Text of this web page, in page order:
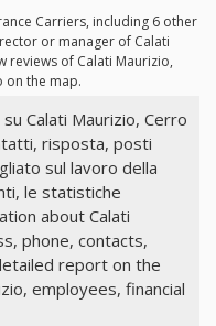
Carriers, including 6 other
or manager of Calati
reviews of Calati Maurizio,
on the map.
Calati Maurizio, Cerro
risposta, posti
sul lavoro della
le statistiche
about Calati
phone, contacts,
report on the
employees, financial